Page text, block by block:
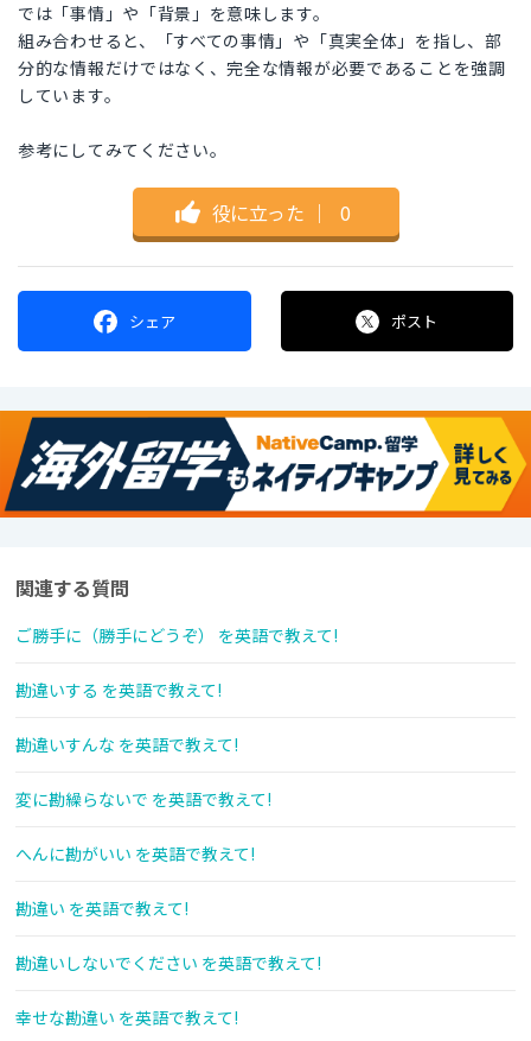
では「事情」や「背景」を意味します。
組み合わせると、「すべての事情」や「真実全体」を指し、部
分的な情報だけではなく、完全な情報が必要であることを強調
しています。
参考にしてみてください。
役に立った ｜ 0
シェア ポスト
関連する質問
ご勝手に（勝手にどうぞ） を英語で教えて!
勘違いする を英語で教えて!
勘違いすんな を英語で教えて!
変に勘繰らないで を英語で教えて!
へんに勘がいい を英語で教えて!
勘違い を英語で教えて!
勘違いしないでください を英語で教えて!
幸せな勘違い を英語で教えて!